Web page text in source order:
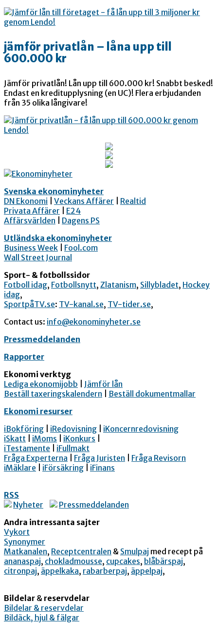
jämför privatlån – låna upp till
600.000 kr
Jämför privatlån! Lån upp till 600.000 kr! Snabbt besked!
Endast en kreditupplysning (en UC)! Flera erbjudanden
från 35 olika långivare!
Svenska ekonominyheter
DN Ekonomi
Veckans Affärer
Realtid
Privata Affärer
E24
Affärsvärlden
Dagens PS
Utländska ekonominyheter
Business Week
Fool.com
Wall Street Journal
Sport- & fotbollssidor
Fotboll idag, Fotbollsnytt, Zlatanism, Sillybladet, Hockey
idag,
SportpåTV.se: TV-kanal.se, TV-tider.se,
Contact us: info@ekonominyheter.se
Pressmeddelanden
Rapporter
Ekonomi verktyg
Lediga ekonomijobb
Jämför lån
Beställ taxeringskalendern
Beställ dokumentmallar
Ekonomi resurser
iBokföring
iRedovisning
iKoncernredovisning
iSkatt
iMoms iKonkurs
iTestamente
iFullmakt
Fråga Experterna
Fråga Juristen
Fråga Revisorn
iMäklare
iFörsäkring iFinans
RSS
Nyheter
Pressmeddelanden
Andra intressanta sajter
Vykort
Synonymer
Matkanalen, Receptcentralen & Smulpaj med recept på
ananaspaj, chokladmousse, cupcakes, blåbärspaj,
citronpaj, äppelkaka, rabarberpaj, äppelpaj,
Bildelar & reservdelar
Bildelar & reservdelar
Bildäck, hjul & fälgar